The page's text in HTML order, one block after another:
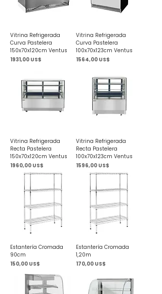
Vitrina Refrigerada
Curva Pastelera
150x70x120cm Ventus
Precio
1931,00 US$
Vitrina Refrigerada
Curva Pastelera
100x70x123cm Ventus
Precio
1564,00 US$
Vitrina Refrigerada
Recta Pastelera
150x70x120cm Ventus
Precio
1960,00 US$
Vitrina Refrigerada
Recta Pastelera
100x70x123cm Ventus
Precio
1596,00 US$
Estantería Cromada
90cm
Precio
150,00 US$
Estantería Cromada
1,20m
Precio
170,00 US$